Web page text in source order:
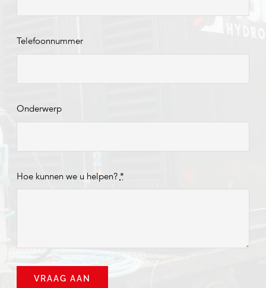
Telefoonnummer
Onderwerp
Hoe kunnen we u helpen? *
VRAAG AAN